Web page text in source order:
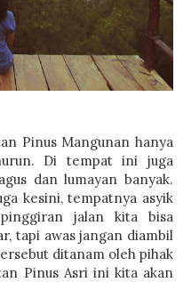
Pinus Mangunan hanya
Di tempat ini juga
dan lumayan banyak.
kesini, tempatnya asyik
jalan kita bisa
tapi awas jangan diambil
ditanam oleh pihak
Pinus Asri ini kita akan